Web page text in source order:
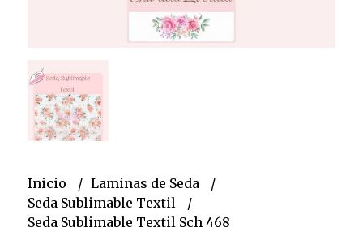
Inicio
Laminas de Seda
Seda Sublimable Textil
Seda Sublimable Textil Sch 468